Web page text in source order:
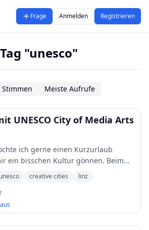
Frage Anmelden Registrieren
"unesco"
Stimmen Meiste Aufrufe
UNESCO City of Media Arts
ich gerne einen Kurzurlaub
ein bisschen Kultur gönnen. Beim
bin ich auf das Creative Cities
gestoßen, eine dieser
unesco creative cities
linz